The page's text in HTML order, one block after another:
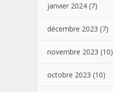
janvier 2024 (7)
décembre 2023 (7)
novembre 2023 (10)
octobre 2023 (10)